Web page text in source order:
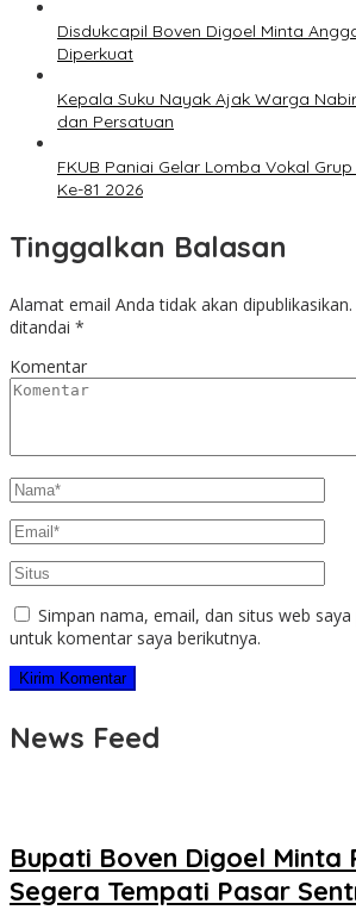
Disdukcapil Boven Digoel Minta
Diperkuat
Kepala Suku Nayak Ajak Warga
dan Persatuan
FKUB Paniai Gelar Lomba Vokal
Ke-81 2026
Tinggalkan Balasan
Alamat email Anda tidak akan dipublikasikan.
ditandai *
Komentar
Simpan nama, email, dan situs web
untuk komentar saya berikutnya.
News Feed
Bupati Boven Digoel Minta
Segera Tempati Pasar